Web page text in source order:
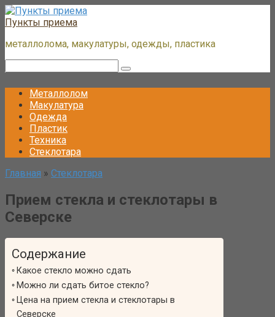
Перейти
к
Пункты приема
металлолома, макулатуры, одежды, пластика
Металлолом
Макулатура
Одежда
Пластик
Техника
Стеклотара
Главная » Стеклотара
Прием стекла и стеклотары в
Северске
Содержание
Какое стекло можно сдать
Можно ли сдать битое стекло?
Цена на прием стекла и стеклотары в
Северске